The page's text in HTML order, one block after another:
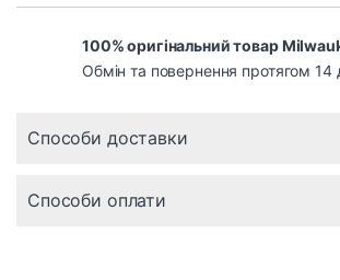
100% оригінальний товар
Обмін та повернення протягом 14
Способи доставки
Способи оплати